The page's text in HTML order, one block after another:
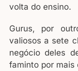
volta do ensino.
Gurus, por
valiosos a sete
negócio deles
faminto por mais